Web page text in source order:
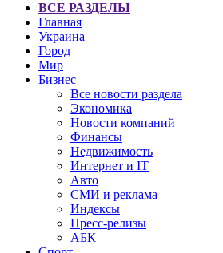
ВСЕ РАЗДЕЛЫ
Главная
Украина
Город
Мир
Бизнес
Все новости раздела
Экономика
Новости компаний
Финансы
Недвижимость
Интернет и IT
Авто
СМИ и реклама
Индексы
Пресс-релизы
АБК